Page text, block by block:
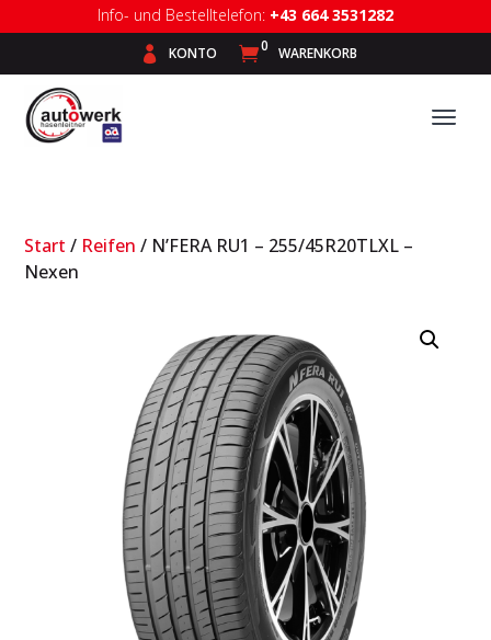
Info- und Bestelltelefon: +43 664 3531282
 KONTO 0 WARENKORB
Start / Reifen / N’FERA RU1 – 255/45R20TLXL –
Nexen